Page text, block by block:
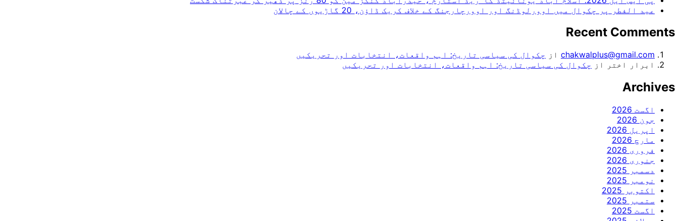
عید الفطر پر چکوال میں اوورلوڈنگ اور اوورچارجنگ کے خلاف کریک ڈاؤن، 20 گاڑیوں کے چالان
Recent Comments
chakwalplus@gmail.com از چکوال کی سیاسی تاریخ: اہم واقعات، انتخابات اور تحریکیں
ابرار اختر
از چکوال کی سیاسی تاریخ: اہم واقعات، انتخابات اور تحریکیں
Archives
اگست 2026
جون 2026
اپریل 2026
مارچ 2026
فروری 2026
جنوری 2026
دسمبر 2025
نومبر 2025
اکتوبر 2025
ستمبر 2025
اگست 2025